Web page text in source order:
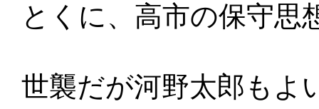
とくに、高市の保守思
世襲だが河野太郎もよ